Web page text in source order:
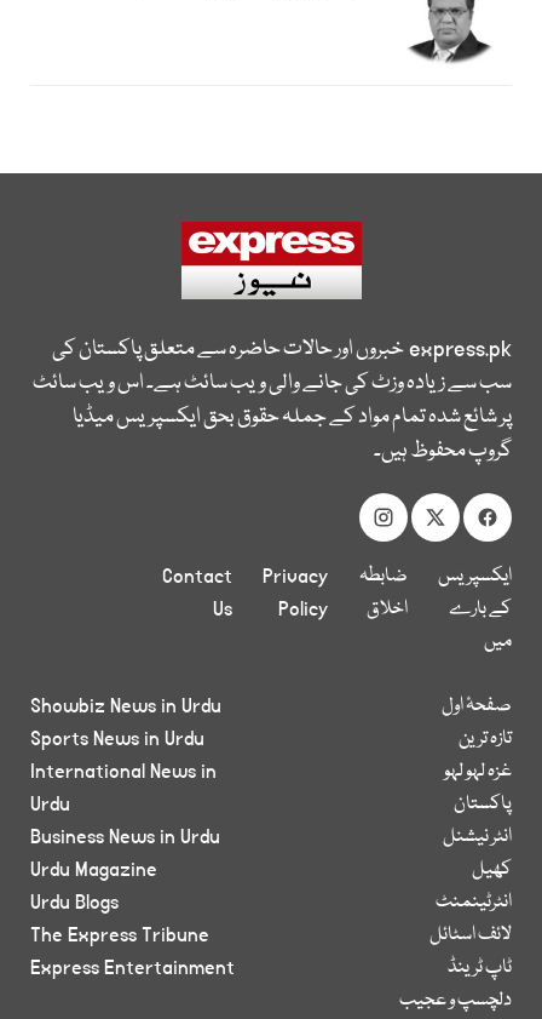
express.pkخبروں اور حالات حاضرہ سے متعلق پاکستان کی
سب سے زیادہ وزٹ کی جانے والی ویب سائٹ ہے۔ اس ویب سائٹ
پر شائع شدہ تمام مواد کے جملہ حقوق بحق ایکسپریس میڈیا
گروپ محفوظ ہیں۔
ایکسپریس
کے بارے
میں
ضابطہ
اخلاق
Privacy
Policy
Contact
Us
صفحۂ اول
تازہ ترین
غزہ لہو لہو
پاکستان
انٹر نیشنل
کھیل
انٹرٹینمنٹ
لائف اسٹائل
ٹاپ ٹرینڈ
دلچسپ و عجیب
Showbiz News in Urdu
Sports News in Urdu
International News in
Urdu
Business News in Urdu
Urdu Magazine
Urdu Blogs
The Express Tribune
Express Entertainment